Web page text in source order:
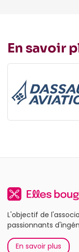
En savoir
L'objectif de
passionnants
En savoir plus